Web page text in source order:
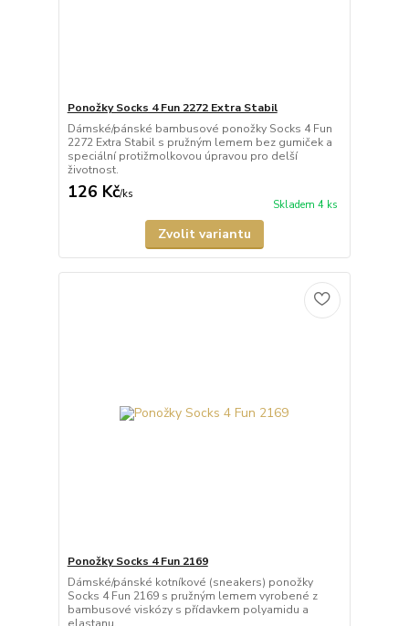
Ponožky Socks 4 Fun 2272 Extra Stabil
Dámské/pánské bambusové ponožky Socks 4 Fun
2272 Extra Stabil s pružným lemem bez gumiček a
speciální protižmolkovou úpravou pro delší
životnost.
126 Kč/ks
Skladem 4 ks
Zvolit variantu
Ponožky Socks 4 Fun 2169
Dámské/pánské kotníkové (sneakers) ponožky
Socks 4 Fun 2169 s pružným lemem vyrobené z
bambusové viskózy s přídavkem polyamidu a